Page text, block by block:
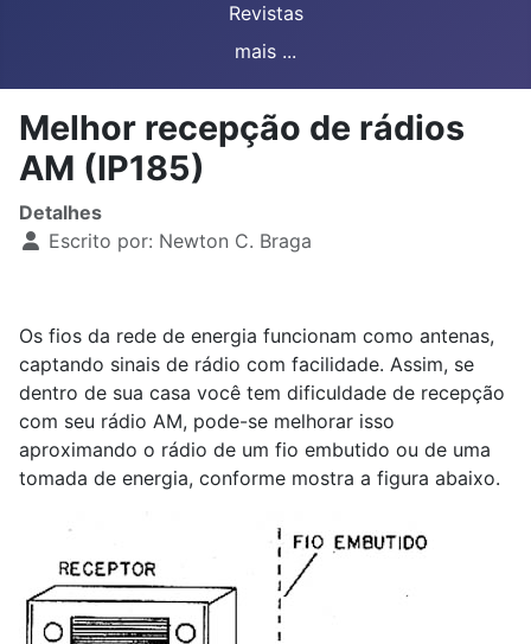
Revistas
mais ...
Melhor recepção de rádios
AM (IP185)
Detalhes
Escrito por: Newton C. Braga
Os fios da rede de energia funcionam como antenas,
captando sinais de rádio com facilidade. Assim, se
dentro de sua casa você tem dificuldade de recepção
com seu rádio AM, pode-se melhorar isso
aproximando o rádio de um fio embutido ou de uma
tomada de energia, conforme mostra a figura abaixo.